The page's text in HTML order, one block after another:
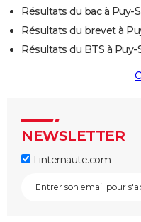
Résultats du bac à Puy-
Résultats du brevet à
Résultats du BTS à
NEWSLETTER
Linternaute.com